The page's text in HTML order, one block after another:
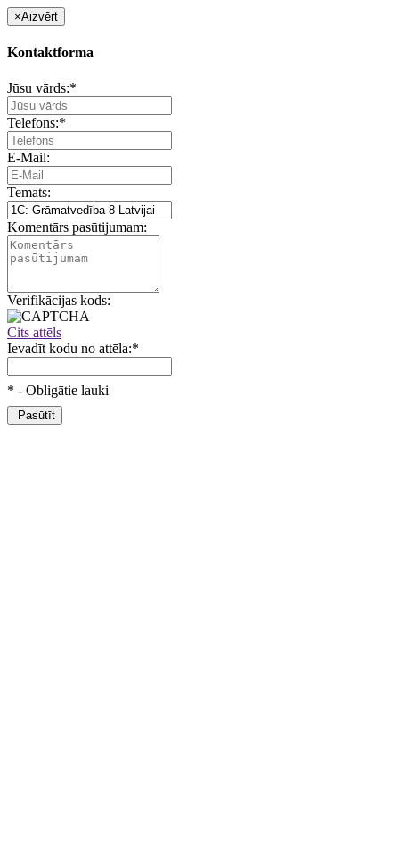
×Aizvērt
Kontaktforma
Jūsu vārds:*
Telefons:*
E-Mail:
Temats:
Komentārs pasūtijumam:
Verifikācijas kods:
Cits attēls
Ievadīt kodu no attēla:*
* - Obligātie lauki